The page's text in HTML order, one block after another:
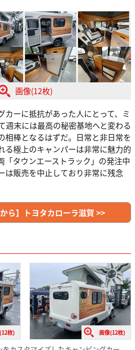
画像(12枚)
カーに抵抗があった人にとって、ミ
週末には最高の秘密基地へと変わる
相棒となるはずだ。日常と非日常を
る極上のキャンパーは非常に魅力的
「タウンエーストラック」の発注中
は販売を中止しており非常に残念
ら】トヨタカローラ滋賀 >>
枚) 画像(12枚)